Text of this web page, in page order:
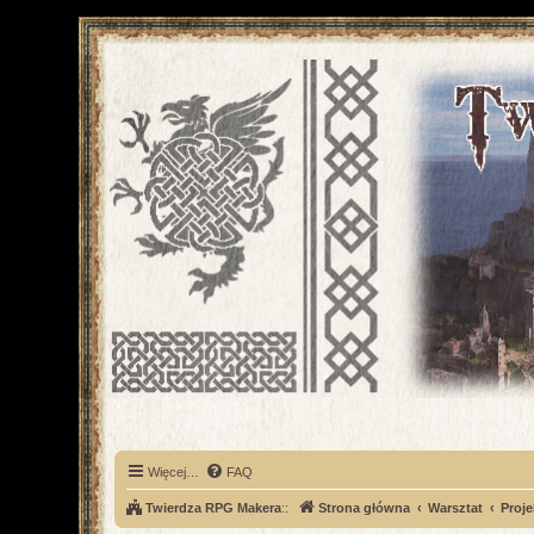
Więcej… FAQ
Twierdza RPG Makera:: Strona główna Warsztat